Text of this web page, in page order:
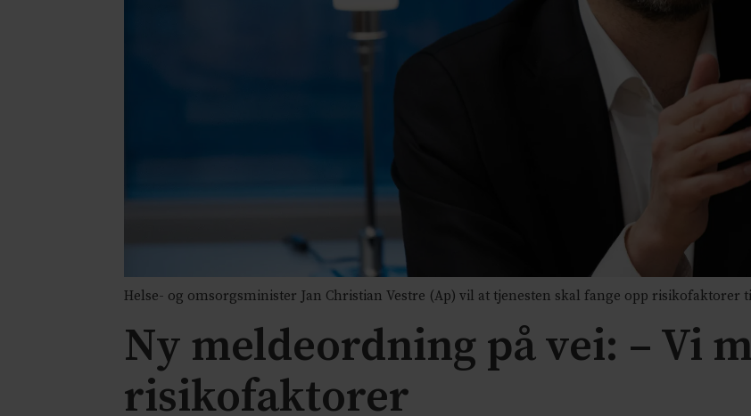
Helse- og omsorgsminister Jan Christian Vestre (Ap) vil at tjenesten skal fange opp risikofaktorer
Ny meldeordning på vei: – Vi
risikofaktorer